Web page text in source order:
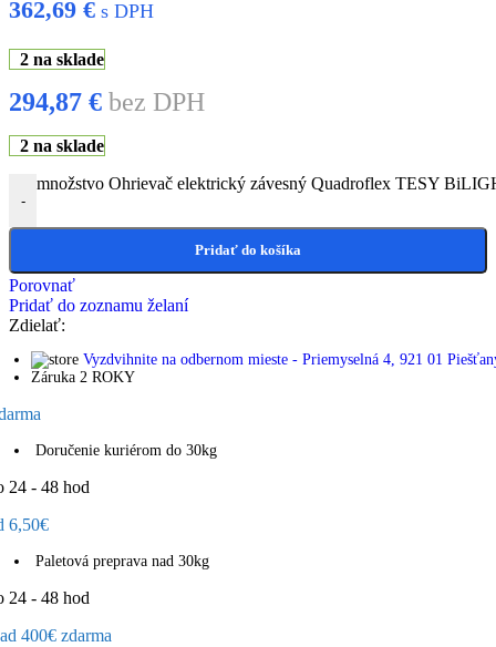
362,69 € s DPH
2 na sklade
294,87 € bez DPH
2 na sklade
-
množstvo Ohrievač elektrický závesný Quadroflex TESY
Pridať do košíka
Porovnať
Pridať do zoznamu želaní
Zdielať:
Vyzdvihnite na odbernom mieste - Priemyselná 4, 921 01
Záruka 2 ROKY
Doručenie kuriérom do 30kg
24 - 48 hod
6,50€
Paletová preprava nad 30kg
24 - 48 hod
400€ zdarma